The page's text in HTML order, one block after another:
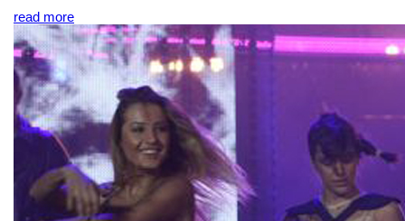
read more